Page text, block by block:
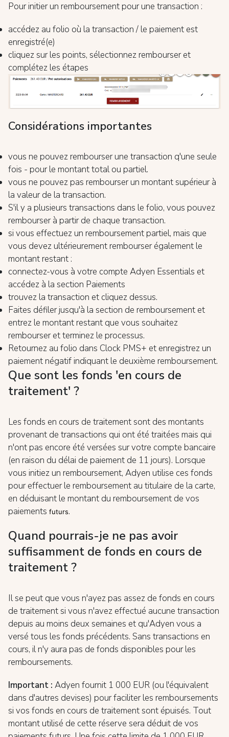
Pour initier un remboursement pour une transaction :
accédez au folio où la transaction / le paiement est
enregistré(e)
cliquez sur les points, sélectionnez rembourser et
complétez les étapes
Considérations importantes
vous ne pouvez rembourser une transaction q'une seule
fois - pour le montant total ou partiel.
vous ne pouvez pas rembourser un montant supérieur à
la valeur de la transaction.
S'il y a plusieurs transactions dans le folio, vous pouvez
rembourser à partir de chaque transaction.
si vous effectuez un remboursement partiel, mais que
vous devez ultérieurement rembourser également le
montant restant :
connectez-vous à votre compte Adyen Essentials et
accédez à la section Paiements
trouvez la transaction et cliquez dessus.
Faites défiler jusqu'à la section de remboursement et
entrez le montant restant que vous souhaitez
rembourser et terminez le processus.
Retournez au folio dans Clock PMS+ et enregistrez un
paiement négatif indiquant le deuxième remboursement.
Que sont les fonds 'en cours de
traitement' ?
Les fonds en cours de traitement sont des montants
provenant de transactions qui ont été traitées mais qui
n'ont pas encore été versées sur votre compte bancaire
(en raison du délai de paiement de 11 jours). Lorsque
vous initiez un remboursement, Adyen utilise ces fonds
pour effectuer le remboursement au titulaire de la carte,
en déduisant le montant du remboursement de vos
paiements futurs.
Quand pourrais-je ne pas avoir
suffisamment de fonds en cours de
traitement ?
Il se peut que vous n'ayez pas assez de fonds en cours
de traitement si vous n'avez effectué aucune transaction
depuis au moins deux semaines et qu'Adyen vous a
versé tous les fonds précédents. Sans transactions en
cours, il n'y aura pas de fonds disponibles pour les
remboursements.
Important : Adyen fournit 1 000 EUR (ou l'équivalent
dans d'autres devises) pour faciliter les remboursements
si vos fonds en cours de traitement sont épuisés. Tout
montant utilisé de cette réserve sera déduit de vos